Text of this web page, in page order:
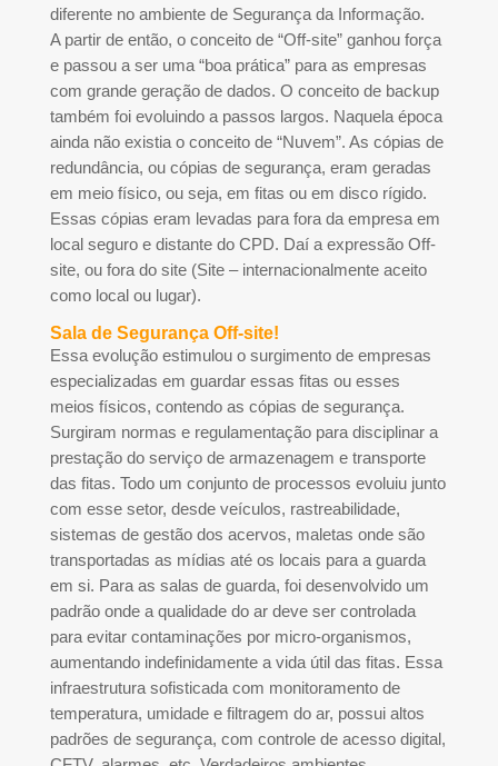
diferente no ambiente de Segurança da Informação.
A partir de então, o conceito de “Off-site” ganhou força
e passou a ser uma “boa prática” para as empresas
com grande geração de dados. O conceito de backup
também foi evoluindo a passos largos. Naquela época
ainda não existia o conceito de “Nuvem”. As cópias de
redundância, ou cópias de segurança, eram geradas
em meio físico, ou seja, em fitas ou em disco rígido.
Essas cópias eram levadas para fora da empresa em
local seguro e distante do CPD. Daí a expressão Off-
site, ou fora do site (Site – internacionalmente aceito
como local ou lugar).
Sala de Segurança Off-site!
Essa evolução estimulou o surgimento de empresas
especializadas em guardar essas fitas ou esses
meios físicos, contendo as cópias de segurança.
Surgiram normas e regulamentação para disciplinar a
prestação do serviço de armazenagem e transporte
das fitas. Todo um conjunto de processos evoluiu junto
com esse setor, desde veículos, rastreabilidade,
sistemas de gestão dos acervos, maletas onde são
transportadas as mídias até os locais para a guarda
em si. Para as salas de guarda, foi desenvolvido um
padrão onde a qualidade do ar deve ser controlada
para evitar contaminações por micro-organismos,
aumentando indefinidamente a vida útil das fitas. Essa
infraestrutura sofisticada com monitoramento de
temperatura, umidade e filtragem do ar, possui altos
padrões de segurança, com controle de acesso digital,